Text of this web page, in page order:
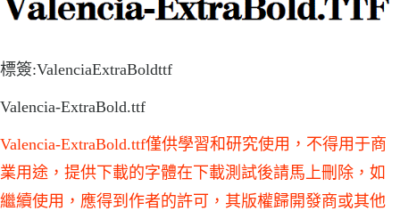
標簽:ValenciaExtraBoldttf
Valencia-ExtraBold.ttf
Valencia-ExtraBold.ttf僅供學習和研究使用，不得用于商
業用途，提供下載的字體在下載測試後請馬上刪除，如
繼續使用，應得到作者的許可，其版權歸開發商或其他